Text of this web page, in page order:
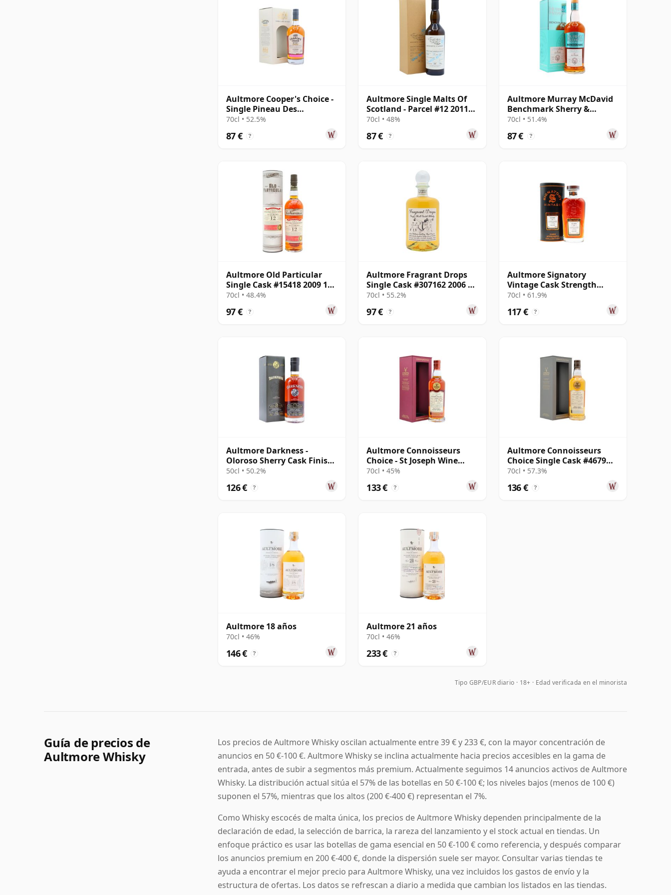
Aultmore Cooper's Choice -
Single Pineau Des
Charentes Cask 2010 10
70cl • 52.5%
87 € ?
Aultmore Single Malts Of
Scotland - Parcel #12 2011
12 años
70cl • 48%
87 € ?
Aultmore Murray McDavid
Benchmark Sherry &
Amarone Cask 2008 15 años
70cl • 51.4%
87 € ?
Aultmore Old Particular
Single Cask #15418 2009 12
años
70cl • 48.4%
97 € ?
Aultmore Fragrant Drops
Single Cask #307162 2006 19
años
70cl • 55.2%
97 € ?
Aultmore Signatory
Vintage Cask Strength
Collection Single 2011 14
70cl • 61.9%
117 € ?
Aultmore Darkness -
Oloroso Sherry Cask Finish
Single Malt 22 años
50cl • 50.2%
126 € ?
Aultmore Connoisseurs
Choice - St Joseph Wine
Cask 2009 13 años
70cl • 45%
133 € ?
Aultmore Connoisseurs
Choice Single Cask #4679
2009 15 años
70cl • 57.3%
136 € ?
Aultmore 18 años
70cl • 46%
146 € ?
Aultmore 21 años
70cl • 46%
233 € ?
Tipo GBP/EUR diario 18+ · Edad verificada en el minorista
Guía de precios de
Aultmore Whisky
Los precios de Aultmore Whisky oscilan actualmente entre 39 € y 233 €, con la mayor concentración de
anuncios en 50 €-100 €. Aultmore Whisky se inclina actualmente hacia precios accesibles en la gama de
entrada, antes de subir a segmentos más premium. Actualmente seguimos 14 anuncios activos de Aultmore
Whisky. La distribución actual sitúa el 57% de las botellas en 50 €-100 €; los niveles bajos (menos de 100 €)
suponen el 57%, mientras que los altos (200 €-400 €) representan el 7%.
Como Whisky escocés de malta única, los precios de Aultmore Whisky dependen principalmente de la
declaración de edad, la selección de barrica, la rareza del lanzamiento y el stock actual en tiendas. Un
enfoque práctico es usar las botellas de gama esencial en 50 €-100 € como referencia, y después comparar
los anuncios premium en 200 €-400 €, donde la dispersión suele ser mayor. Consultar varias tiendas te
ayuda a encontrar el mejor precio para Aultmore Whisky, una vez incluidos los gastos de envío y la
estructura de ofertas. Los datos se refrescan a diario a medida que cambian los listados en las tiendas.